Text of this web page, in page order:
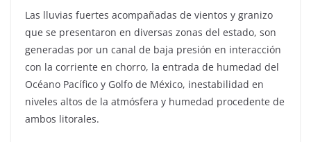
Las lluvias fuertes acompañadas de vientos y granizo
que se presentaron en diversas zonas del estado, son
generadas por un canal de baja presión en interacción
con la corriente en chorro, la entrada de humedad del
Océano Pacífico y Golfo de México, inestabilidad en
niveles altos de la atmósfera y humedad procedente de
ambos litorales.